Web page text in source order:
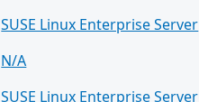
SUSE Linux Enterprise Server
N/A
SUSE Linux Enterprise Server